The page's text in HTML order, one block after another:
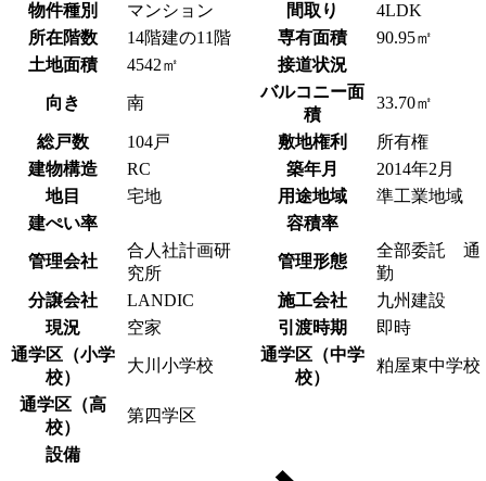
物件種別
マンション 間取り
4LDK
所在階数
14階建の11階 専有面積
90.95㎡
土地面積
4542㎡ 接道状況
向き 南
バルコニー面
積
33.70㎡
総戸数 104戸 敷地権利
所有権
建物構造
RC 築年月
2014年2月
地目
宅地 用途地域
準工業地域
建ぺい率
容積率
管理会社
合人社計画研
究所
管理形態
全部委託 通
勤
分譲会社
LANDIC 施工会社
九州建設
現況
空家 引渡時期
即時
通学区（小学
校）
大川小学校
通学区（中学
校）
粕屋東中学校
通学区（高
校）
第四学区
設備